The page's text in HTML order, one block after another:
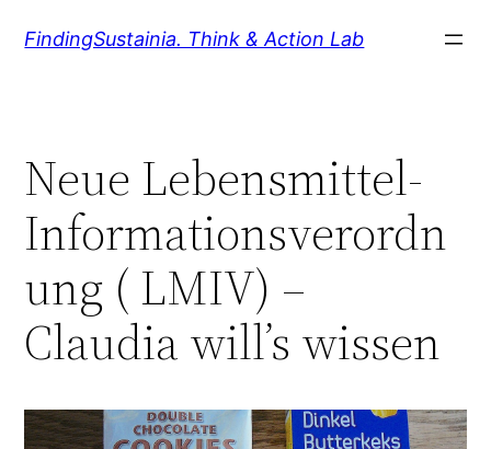
InhaltFindingSustainia. Think & Action Lab
Neue Lebensmittel-
Informationsverordn
ung ( LMIV) –
Claudia will’s wissen